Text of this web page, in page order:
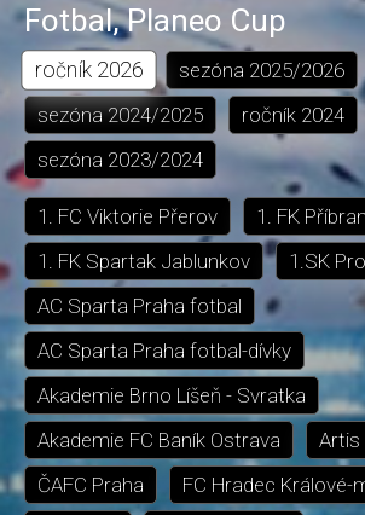
Fotbal,Planeo Cup
ročník 2026 sezóna 2025/2026
sezóna 2024/2025 ročník 2024
sezóna 2023/2024
1. FC Viktorie Přerov
1. FK
1. FK Spartak Jablunkov
1.SK
AC Sparta Praha fotbal
AC Sparta Praha fotbal-dívky
Akademie Brno Líšeň - Svratka
Akademie FC Baník Ostrava
Artis
ČAFC Praha
FC Hradec Králové-